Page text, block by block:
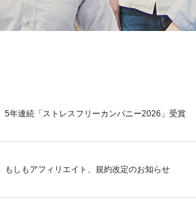
5年連続「ストレスフリーカンパニー2026」受賞
もしもアフィリエイト、規約改定のお知らせ